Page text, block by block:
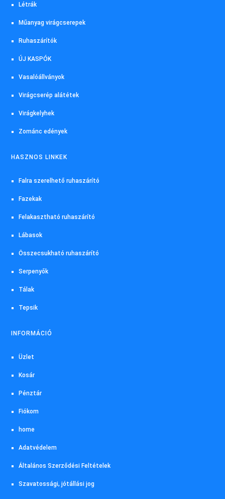
Létrák
Műanyag virágcserepek
Ruhaszárítók
ÚJ KASPÓK
Vasalóállványok
Virágcserép alátétek
Virágkelyhek
Zománc edények
HASZNOS LINKEK
Falra szerelhető ruhaszárító
Fazekak
Felakasztható ruhaszárító
Lábasok
Összecsukható ruhaszárító
Serpenyők
Tálak
Tepsik
INFORMÁCIÓ
Üzlet
Kosár
Pénztár
Fiókom
home
Adatvédelem
Általános Szerződési Feltételek
Szavatossági, jótállási jog